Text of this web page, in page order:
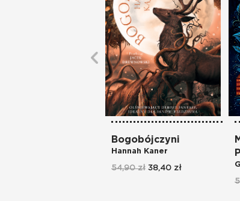
Bogobójczyni
Hannah Kaner
54,90 zł 38,40 zł